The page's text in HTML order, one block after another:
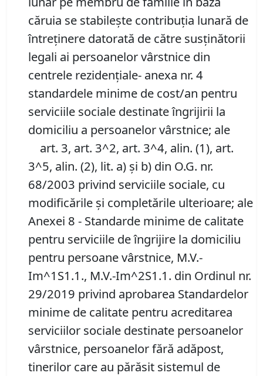
căruia se stabilește contribuția lunară de
întreținere datorată de către susținătorii
legali ai persoanelor vârstnice din
centrele rezidențiale- anexa nr. 4
standardele minime de cost/an pentru
serviciile sociale destinate îngrijirii la
domiciliu a persoanelor vârstnice; ale
art. 3, art. 3^2, art. 3^4, alin. (1), art.
3^5, alin. (2), lit. a) şi b) din O.G. nr.
68/2003 privind serviciile sociale, cu
modificările şi completările ulterioare; ale
Anexei 8 - Standarde minime de calitate
pentru serviciile de îngrijire la domiciliu
pentru persoane vârstnice, M.V.-
Im^1S1.1., M.V.-Im^2S1.1. din Ordinul nr.
29/2019 privind aprobarea Standardelor
minime de calitate pentru acreditarea
serviciilor sociale destinate persoanelor
vârstnice, persoanelor fără adăpost,
tinerilor care au părăsit sistemul de